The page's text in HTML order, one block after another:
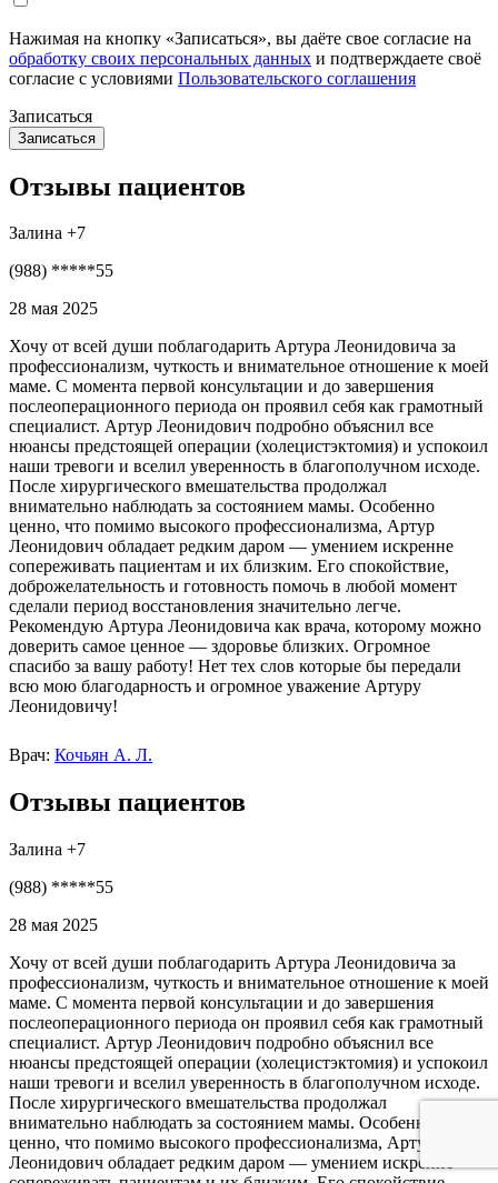
Нажимая на кнопку «Записаться», вы даёте свое согласие на
обработку своих персональных данных и подтверждаете своё
согласие с условиями Пользовательского соглашения
Записаться
Отзывы пациентов
Залина +7
(988) *****55
28 мая 2025
Хочу от всей души поблагодарить Артура Леонидовича за
профессионализм, чуткость и внимательное отношение к моей
маме. С момента первой консультации и до завершения
послеоперационного периода он проявил себя как грамотный
специалист. Артур Леонидович подробно объяснил все
нюансы предстоящей операции (холецистэктомия) и успокоил
наши тревоги и вселил уверенность в благополучном исходе.
После хирургического вмешательства продолжал
внимательно наблюдать за состоянием мамы. Особенно
ценно, что помимо высокого профессионализма, Артур
Леонидович обладает редким даром — умением искренне
сопереживать пациентам и их близким. Его спокойствие,
доброжелательность и готовность помочь в любой момент
сделали период восстановления значительно легче.
Рекомендую Артура Леонидовича как врача, которому можно
доверить самое ценное — здоровье близких. Огромное
спасибо за вашу работу! Нет тех слов которые бы передали
всю мою благодарность и огромное уважение Артуру
Леонидовичу!
Врач: Кочьян А. Л.
Отзывы пациентов
Залина +7
(988) *****55
28 мая 2025
Хочу от всей души поблагодарить Артура Леонидовича за
профессионализм, чуткость и внимательное отношение к моей
маме. С момента первой консультации и до завершения
послеоперационного периода он проявил себя как грамотный
специалист. Артур Леонидович подробно объяснил все
нюансы предстоящей операции (холецистэктомия) и успокоил
наши тревоги и вселил уверенность в благополучном исходе.
После хирургического вмешательства продолжал
внимательно наблюдать за состоянием мамы. Особенно
ценно, что помимо высокого профессионализма, Артур
Леонидович обладает редким даром — умением искренне